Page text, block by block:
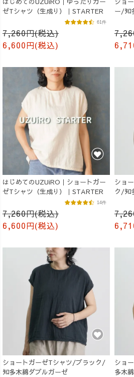
ゼTシャツ（生成り）｜STARTER
7,260円(税込)
6,600円(税込)
61件
ー/知
はじめてのUZUiRO｜ショートガー
ゼTシャツ（生成り）｜STARTER
7,260円(税込)
6,600円(税込)
14件
ショ
ク/知
ショートガーゼTシャツ/ブラック/
知多木綿ダブルガーゼ
ショ
多木